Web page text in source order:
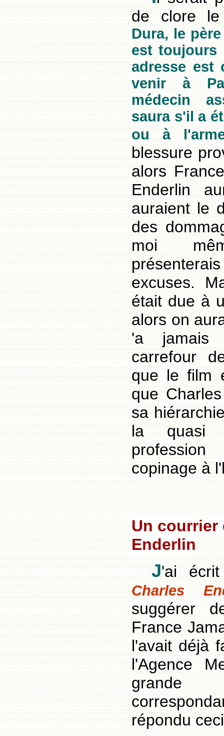
de clore
Dura, le
est toujours
adresse est
venir à
médecin
saura s'il a
ou à
blessure
alors
Enderlin
auraient le
des
moi
excuses.
était due à
alors on
'a jamais
carrefour
que le film
que
sa
la quasi
copinage à
Un courrier
Enderlin
J'ai
Charles
suggérer
France
l'avait déjà
l'Agence
grande
répondu